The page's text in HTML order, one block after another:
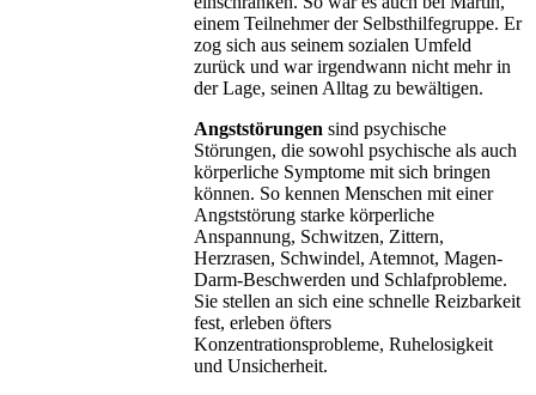
einem Teilnehmer der Selbsthilfegruppe. Er
zog sich aus seinem sozialen Umfeld
zurück und war irgendwann nicht mehr in
der Lage, seinen Alltag zu bewältigen.
Angststörungen sind psychische
Störungen, die sowohl psychische als auch
körperliche Symptome mit sich bringen
können. So kennen Menschen mit einer
Angststörung starke körperliche
Anspannung, Schwitzen, Zittern,
Herzrasen, Schwindel, Atemnot, Magen-
Darm-Beschwerden und Schlafprobleme.
Sie stellen an sich eine schnelle Reizbarkeit
fest, erleben öfters
Konzentrationsprobleme, Ruhelosigkeit
und Unsicherheit.